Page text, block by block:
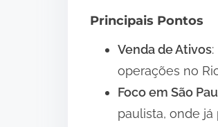
Principais Pontos
Venda de Ativos
operações no
Foco em São
paulista, onde